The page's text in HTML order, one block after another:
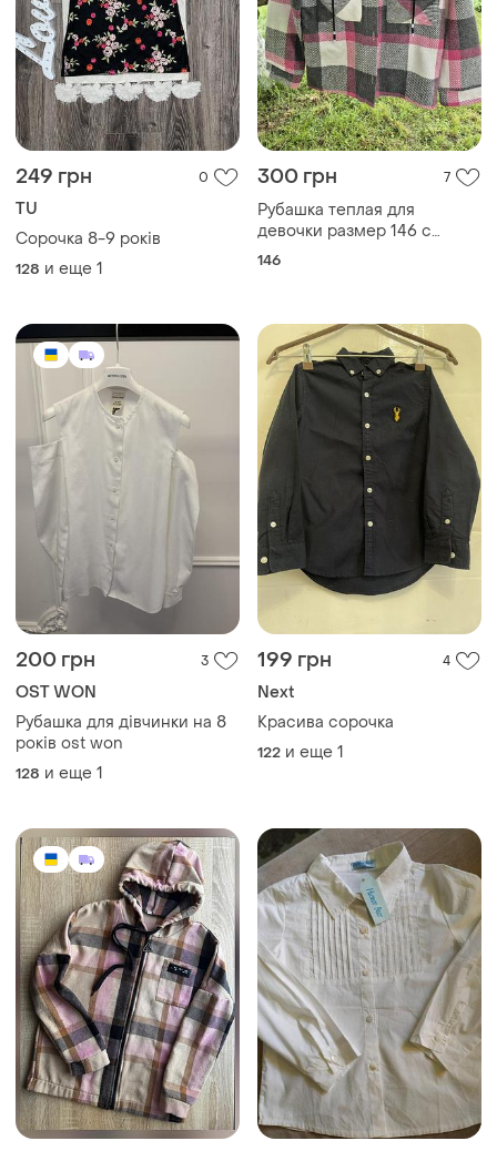
249 грн 0
TU
Сорочка 8-9 років
128 и еще 1
300 грн 7
Рубашка теплая для
девочки размер 146 с
капюшоном
146
200 грн 3
OST WON
Рубашка для дівчинки на 8
років ost won
128 и еще 1
199 грн 4
Next
Красива сорочка
122 и еще 1